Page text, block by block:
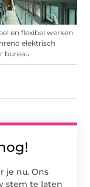
en flexibel werken
elektrisch
bureau
je nu. Ons
stem te laten